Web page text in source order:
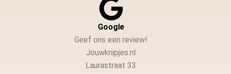
Google
Geef ons een review!
Jouwknipjes.nl
Laurastraat 33